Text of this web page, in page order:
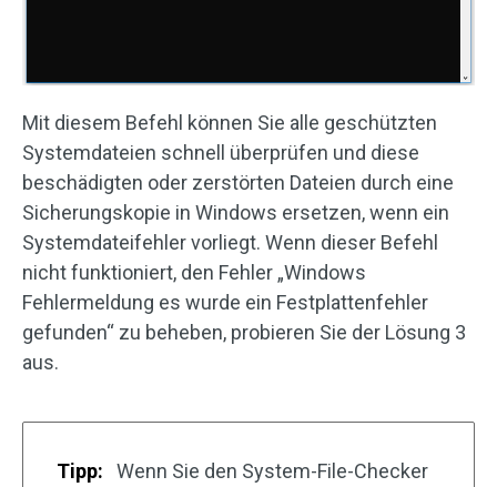
Mit diesem Befehl können Sie alle geschützten
Systemdateien schnell überprüfen und diese
beschädigten oder zerstörten Dateien durch eine
Sicherungskopie in Windows ersetzen, wenn ein
Systemdateifehler vorliegt. Wenn dieser Befehl
nicht funktioniert, den Fehler „Windows
Fehlermeldung es wurde ein Festplattenfehler
gefunden“ zu beheben, probieren Sie der Lösung 3
aus.
Tipp:
Wenn Sie den System-File-Checker